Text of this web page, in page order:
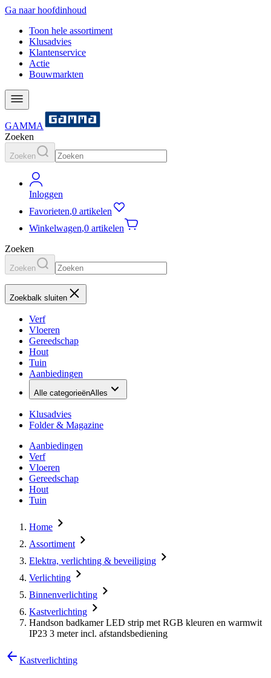
Ga naar hoofdinhoud
Toon hele assortiment
Klusadvies
Klantenservice
Actie
Bouwmarkten
GAMMA
Zoeken
Zoeken
Inloggen
Favorieten,0 artikelen
Winkelwagen,0 artikelen
Zoeken
Zoeken
Zoekbalk sluiten
Verf
Vloeren
Gereedschap
Hout
Tuin
Aanbiedingen
Alle categorieënAlles
Klusadvies
Folder & Magazine
Aanbiedingen
Verf
Vloeren
Gereedschap
Hout
Tuin
Home
Assortiment
Elektra, verlichting & beveiliging
Verlichting
Binnenverlichting
Kastverlichting
Handson badkamer LED strip met RGB kleuren en warmwit
IP23 3 meter incl. afstandsbediening
Kastverlichting